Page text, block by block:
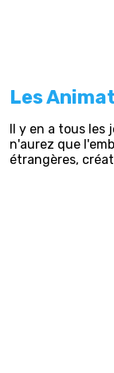
Les
Il y en a tous les
n'aurez que
étrangères,